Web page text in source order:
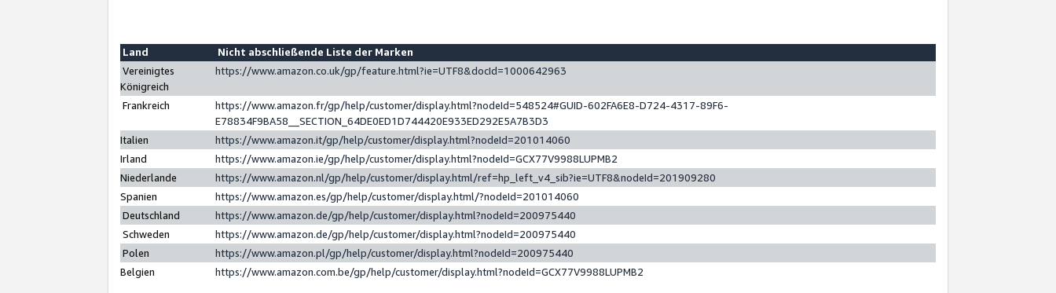
Land
Nicht abschließende Liste der Marken
Vereinigtes
Königreich
https://www.amazon.co.uk/gp/feature.html?ie=UTF8&docId=1000642963
Frankreich
https://www.amazon.fr/gp/help/customer/display.html?nodeId=548524#GUID-602FA6E8-D724-4317-89F6-
E78834F9BA58__SECTION_64DE0ED1D744420E933ED292E5A7B3D3
Italien
https://www.amazon.it/gp/help/customer/display.html?nodeId=201014060
Irland
https://www.amazon.ie/gp/help/customer/display.html?nodeId=GCX77V9988LUPMB2
Niederlande
https://www.amazon.nl/gp/help/customer/display.html/ref=hp_left_v4_sib?ie=UTF8&nodeId=201909280
Spanien
https://www.amazon.es/gp/help/customer/display.html/?nodeId=201014060
Deutschland
https://www.amazon.de/gp/help/customer/display.html?nodeId=200975440
Schweden
https://www.amazon.de/gp/help/customer/display.html?nodeId=200975440
Polen
https://www.amazon.pl/gp/help/customer/display.html?nodeId=200975440
Belgien
https://www.amazon.com.be/gp/help/customer/display.html?nodeId=GCX77V9988LUPMB2